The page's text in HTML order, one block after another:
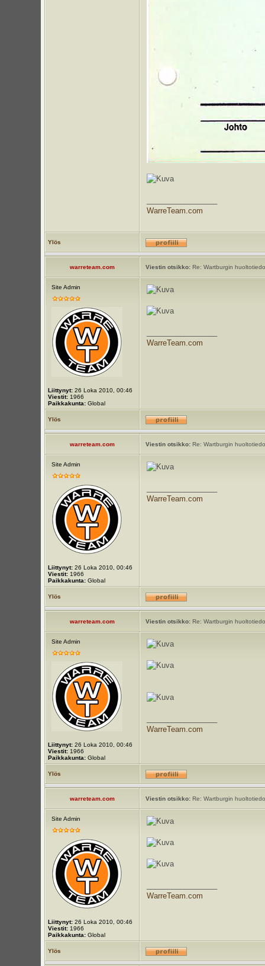
WarreTeam.com
Ylös
warreteam.com Viestin otsikko:Re: Wartburgin
Site Admin
Liittynyt:26 Loka 2010, 00:46
Viestit:1966
Paikkakunta:Global
WarreTeam.com
Ylös
warreteam.com Viestin otsikko:Re: Wartburgin
Site Admin
Liittynyt:26 Loka 2010, 00:46
Viestit:1966
Paikkakunta:Global
WarreTeam.com
Ylös
warreteam.com Viestin otsikko:Re: Wartburgin
Site Admin
Liittynyt:26 Loka 2010, 00:46
Viestit:1966
Paikkakunta:Global
WarreTeam.com
Ylös
warreteam.com Viestin otsikko:Re: Wartburgin
Site Admin
Liittynyt:26 Loka 2010, 00:46
Viestit:1966
Paikkakunta:Global
WarreTeam.com
Ylös